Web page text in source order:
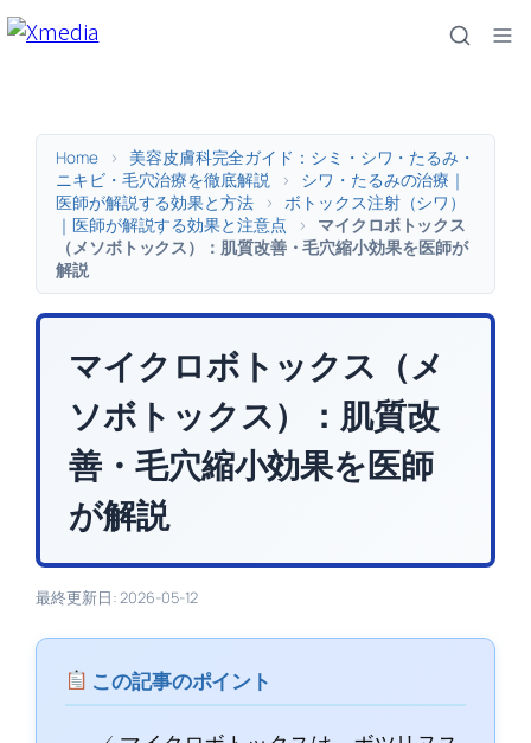
内
Home >
美容皮膚科完全ガイド：シミ・シワ・たるみ・
ニキビ・毛穴治療を徹底解説
>
シワ・たるみの治療｜
医師が解説する効果と方法
>
ボトックス注射（シワ）
｜医師が解説する効果と注意点
>
マイクロボトックス
（メソボトックス）：肌質改善・毛穴縮小効果を医師が
解説
マイクロボトックス（メ
ソボトックス）：肌質改
善・毛穴縮小効果を医師
が解説
最終更新日: 2026-05-12
この記事のポイント